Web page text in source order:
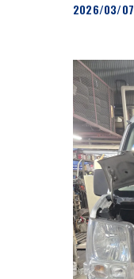
2026/03/07